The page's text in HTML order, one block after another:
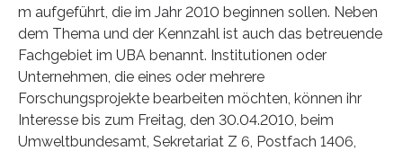
m aufgeführt, die im Jahr 2010 beginnen sollen. Neben
dem Thema und der Kennzahl ist auch das betreuende
Fachgebiet im UBA benannt. Institutionen oder
Unternehmen, die eines oder mehrere
Forschungsprojekte bearbeiten möchten, können ihr
Interesse bis zum Freitag, den 30.04.2010, beim
Umweltbundesamt, Sekretariat Z 6, Postfach 1406,